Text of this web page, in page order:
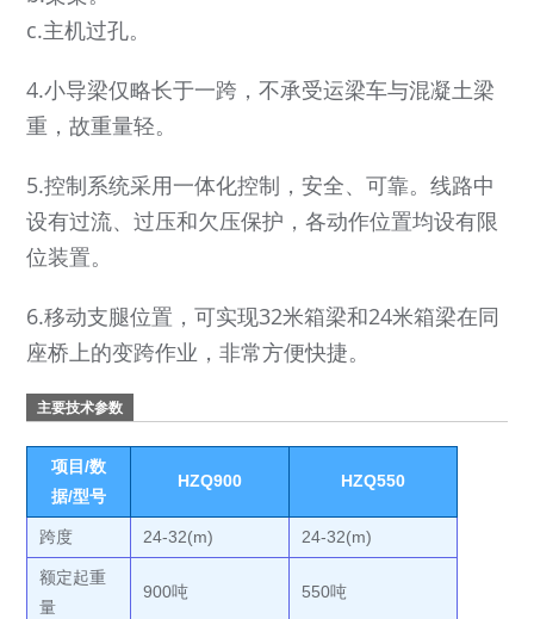
c.主机过孔。
4.小导梁仅略长于一跨，不承受运梁车与混凝土梁
重，故重量轻。
5.控制系统采用一体化控制，安全、可靠。线路中
设有过流、过压和欠压保护，各动作位置均设有限
位装置。
6.移动支腿位置，可实现32米箱梁和24米箱梁在同
座桥上的变跨作业，非常方便快捷。
主要技术参数
项目/数
据/型号
HZQ900 HZQ550
跨度 24-32(m) 24-32(m)
额定起重
量
900吨 550吨